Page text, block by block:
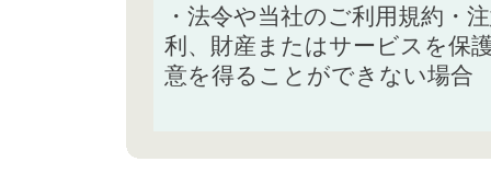
・法令や当社のご利用規約・
利、財産またはサービスを保
意を得ることができない場合